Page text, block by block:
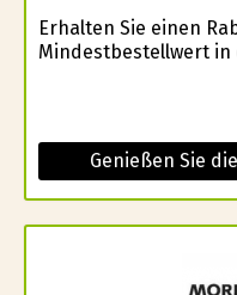
Erhalten Sie einen
Mindestbestellwert in
Genießen Sie